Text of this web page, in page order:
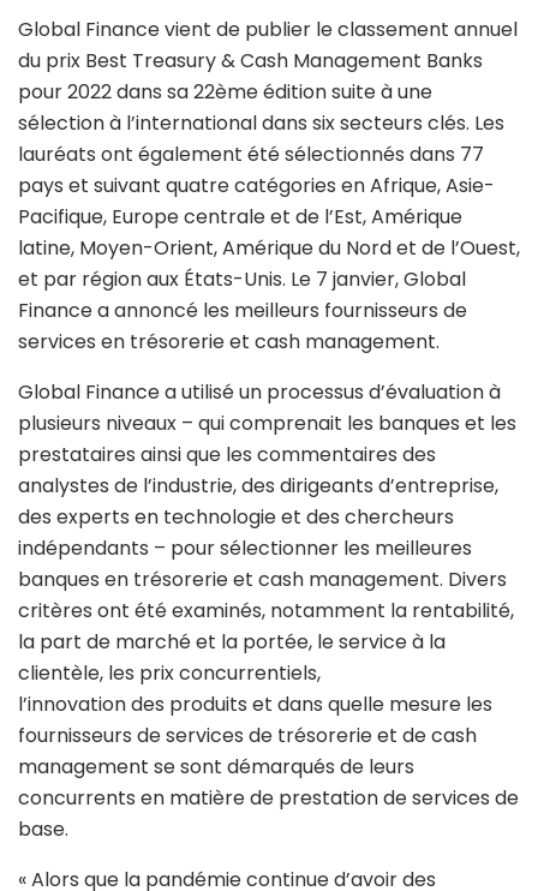
Global Finance vient de publier le classement annuel
du prix Best Treasury & Cash Management Banks
pour 2022 dans sa 22ème édition suite à une
sélection à l’international dans six secteurs clés. Les
lauréats ont également été sélectionnés dans 77
pays et suivant quatre catégories en Afrique, Asie-
Pacifique, Europe centrale et de l’Est, Amérique
latine, Moyen-Orient, Amérique du Nord et de l’Ouest,
et par région aux États-Unis. Le 7 janvier, Global
Finance a annoncé les meilleurs fournisseurs de
services en trésorerie et cash management.
Global Finance a utilisé un processus d’évaluation à
plusieurs niveaux – qui comprenait les banques et les
prestataires ainsi que les commentaires des
analystes de l’industrie, des dirigeants d’entreprise,
des experts en technologie et des chercheurs
indépendants – pour sélectionner les meilleures
banques en trésorerie et cash management. Divers
critères ont été examinés, notamment la rentabilité,
la part de marché et la portée, le service à la
clientèle, les prix concurrentiels,
l’innovation des produits et dans quelle mesure les
fournisseurs de services de trésorerie et de cash
management se sont démarqués de leurs
concurrents en matière de prestation de services de
base.
« Alors que la pandémie continue d’avoir des